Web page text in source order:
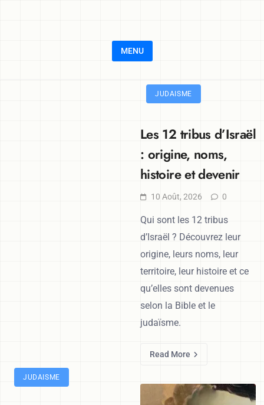
MENU
JUDAISME
Les 12 tribus d’Israël
: origine, noms,
histoire et devenir
10 Août, 2026 0
Qui sont les 12 tribus
d’Israël ? Découvrez leur
origine, leurs noms, leur
territoire, leur histoire et ce
qu’elles sont devenues
selon la Bible et le
judaïsme.
Read More
JUDAISME